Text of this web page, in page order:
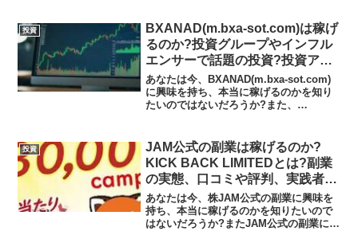
投資
BXANAD(m.bxa-sot.com)は稼げ
るのか?投資グループやインフル
エンサーで話題の投資?投資アプ
リの実態や実践者の声、口コミや
評判を調査しました
あなたは今、BXANAD(m.bxa-sot.com)
に興味を持ち、本当に稼げるのかを知り
たいのではないだろうか?また、
だろうか？答え、結論を言うと、...
投資
JAM公式の副業は稼げるのか?
KICK BACK LIMITEDとは?副業
の実態、口コミや評判、実践者の
声を調査しました
あなたは今、株JAM公式の副業に興味を
持ち、本当に稼げるのかを知りたいので
はないだろうか?またJAM公式の副業に潜